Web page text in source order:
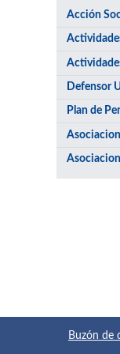
Acción
Defensor
Plan de
Buzón de